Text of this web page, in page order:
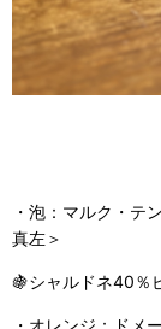
・泡：マルク・テ
真左＞
🍇シャルドネ40％